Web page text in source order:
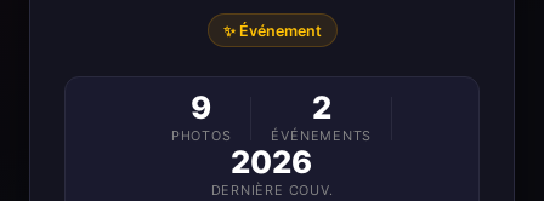
✨ Événement
9
PHOTOS
2
ÉVÉNEMENTS
2026
DERNIÈRE COUV.